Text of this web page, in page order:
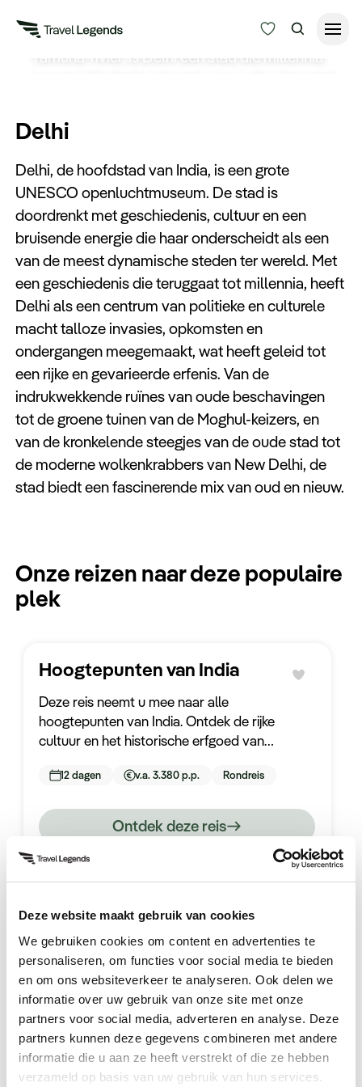
Deze website maakt gebruik van cookies
We gebruiken cookies om content en advertenties te
personaliseren, om functies voor social media te bieden
en om ons websiteverkeer te analyseren. Ook delen we
informatie over uw gebruik van onze site met onze
partners voor social media, adverteren en analyse. Deze
partners kunnen deze gegevens combineren met andere
informatie die u aan ze heeft verstrekt of die ze hebben
verzameld op basis van uw gebruik van hun services.
Type reizen
Bedrijfsreizen
Inspiratie
Over ons
Keuzehulp
Gelegen aan de oevers van de machtige
Yamuna-rivier, is Delhi een stad die millennia
steden ter wereld heeft Delhi een rijke erfenis,
Mahabharata.
Delhi
Delhi, de hoofdstad van India, is een grote
UNESCO openluchtmuseum. De stad is
doordrenkt met geschiedenis, cultuur en een
bruisende energie die haar onderscheidt als een
van de meest dynamische steden ter wereld. Met
een geschiedenis die teruggaat tot millennia, heeft
Delhi als een centrum van politieke en culturele
macht talloze invasies, opkomsten en
ondergangen meegemaakt, wat heeft geleid tot
een rijke en gevarieerde erfenis. Van de
indrukwekkende ruïnes van oude beschavingen
tot de groene tuinen van de Moghul-keizers, en
van de kronkelende steegjes van de oude stad tot
de moderne wolkenkrabbers van New Delhi, de
stad biedt een fascinerende mix van oud en nieuw.
Onze reizen naar deze populaire
plek
Hoogtepunten van India
Deze reis neemt u mee naar alle
hoogtepunten van India. Ontdek de rijke
cultuur en het historische erfgoed van
Taj Mahal, en ga op zoek naar majestueuze
12 dagen v.a. 3.380 p.p. Rondreis
Ontdek deze reis
Hoogtepunten en ervaringen
Jaipur
Jaipur